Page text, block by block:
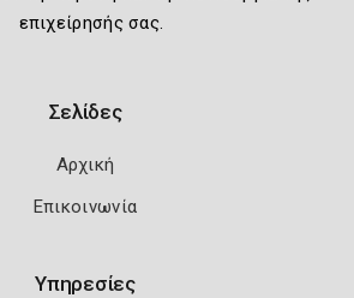
επιχείρησής σας.
Σελίδες
Αρχική
Επικοινωνία
Υπηρεσίες